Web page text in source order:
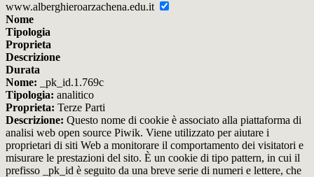
www.alberghieroarzachena.edu.it
Nome
Tipologia
Proprieta
Descrizione
Durata
Nome: _pk_id.1.769c
Tipologia: analitico
Proprieta: Terze Parti
Descrizione: Questo nome di cookie è associato alla piattaforma di
analisi web open source Piwik. Viene utilizzato per aiutare i
proprietari di siti Web a monitorare il comportamento dei visitatori e
misurare le prestazioni del sito. È un cookie di tipo pattern, in cui il
prefisso _pk_id è seguito da una breve serie di numeri e lettere, che